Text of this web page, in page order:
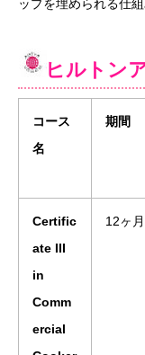
ップを埋められる仕
ヒルトン
コース
名
期間
Certific
ate III
in
Comm
ercial
12ヶ月